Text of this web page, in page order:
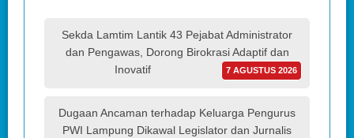
Sekda Lamtim Lantik 43 Pejabat Administrator
dan Pengawas, Dorong Birokrasi Adaptif dan
Inovatif
7 AGUSTUS 2026
Dugaan Ancaman terhadap Keluarga Pengurus
PWI Lampung Dikawal Legislator dan Jurnalis